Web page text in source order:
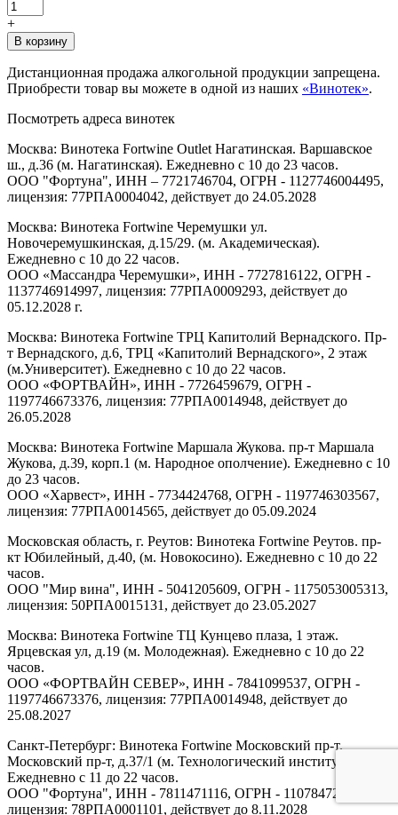
+
В корзину
Дистанционная продажа алкогольной продукции запрещена.
Приобрести товар вы можете в одной из наших «Винотек».
Посмотреть адреса винотек
Москва: Винотека Fortwine Outlet Нагатинская. Варшавское
ш., д.36 (м. Нагатинская). Ежедневно с 10 до 23 часов.
ООО "Фортуна", ИНН – 7721746704, ОГРН - 1127746004495,
лицензия: 77РПА0004042, действует до 24.05.2028
Москва: Винотека Fortwine Черемушки ул.
Новочеремушкинская, д.15/29. (м. Академическая).
Ежедневно с 10 до 22 часов.
ООО «Массандра Черемушки», ИНН - 7727816122, ОГРН -
1137746914997, лицензия: 77РПА0009293, действует до
05.12.2028 г.
Москва: Винотека Fortwine ТРЦ Капитолий Вернадского. Пр-
т Вернадского, д.6, ТРЦ «Капитолий Вернадского», 2 этаж
(м.Университет). Ежедневно с 10 до 22 часов.
ООО «ФОРТВАЙН», ИНН - 7726459679, ОГРН -
1197746673376, лицензия: 77РПА0014948, действует до
26.05.2028
Москва: Винотека Fortwine Маршала Жукова. пр-т Маршала
Жукова, д.39, корп.1 (м. Народное ополчение). Ежедневно с 10
до 23 часов.
ООО «Харвест», ИНН - 7734424768, ОГРН - 1197746303567,
лицензия: 77РПА0014565, действует до 05.09.2024
Московская область, г. Реутов: Винотека Fortwine Реутов. пр-
кт Юбилейный, д.40, (м. Новокосино). Ежедневно с 10 до 22
часов.
ООО "Мир вина", ИНН - 5041205609, ОГРН - 1175053005313,
лицензия: 50РПА0015131, действует до 23.05.2027
Москва: Винотека Fortwine ТЦ Кунцево плаза, 1 этаж.
Ярцевская ул, д.19 (м. Молодежная). Ежедневно с 10 до 22
часов.
ООО «ФОРТВАЙН СЕВЕР», ИНН - 7841099537, ОГРН -
1197746673376, лицензия: 77РПА0014948, действует до
25.08.2027
Санкт-Петербург: Винотека Fortwine Московский пр-т.
Московский пр-т, д.37/1 (м. Технологический институт).
Ежедневно с 11 до 22 часов.
ООО "Фортуна", ИНН - 7811471116, ОГРН - 1107847277438,
лицензия: 78РПА0001101, действует до 8.11.2028